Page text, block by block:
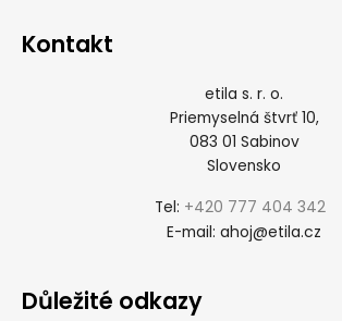
Kontakt
etila s. r. o.
Priemyselná štvrť 10,
083 01 Sabinov
Slovensko
Tel: +420 777 404 342
E-mail: ahoj@etila.cz
Důležité odkazy